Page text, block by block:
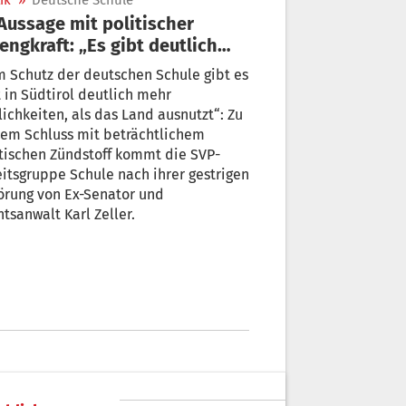
„Es gibt deutlich
Möglichkeiten, um
Schule zu schützen“
Schutz der deutschen Schule gibt es
in Südtirol deutlich mehr
als das Land ausnutzt“: Zu
Schluss mit beträchtlichem
Zündstoff kommt die SVP-
Schule nach ihrer gestrigen
von Ex-Senator und
Karl Zeller.